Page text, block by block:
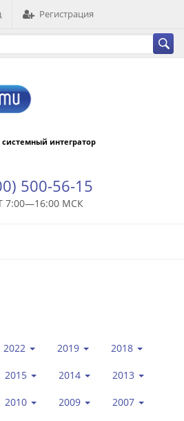
Регистрация
интегратор
500-56-15
7:00—16:00 МСК
2022 2019 2018
2015 2014 2013
2010 2009 2007